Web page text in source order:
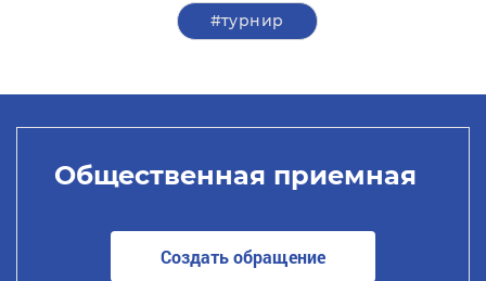
#турнир
Общественная приемная
Создать обращение